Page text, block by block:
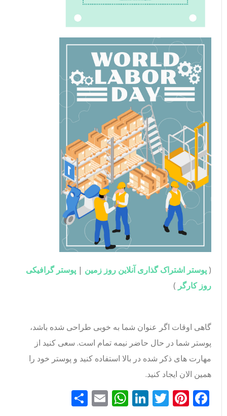
پوستر اشتراک گذاری آنلاین روز زمین| پوستر گرافیکی
روز کارگر)
گاهی اوقات اگر عنوان شما به خوبی طراحی شده باشد،
پوستر شما در حال حاضر نیمه تمام است. سعی کنید از
مهارت های ذکر شده در بالا استفاده کنید و پوستر خود را
همین الان ایجاد کنید.
Facebook
Pinterest
Twitter
LinkedIn
WhatsApp
Emailاشتراک